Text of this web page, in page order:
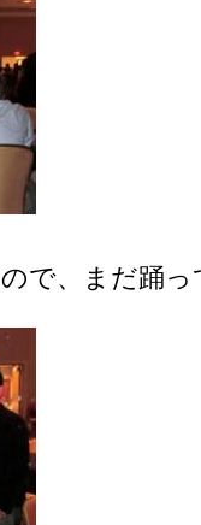
で、まだ踊